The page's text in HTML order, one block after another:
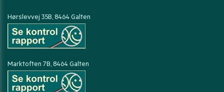
Hørslevvej 35B, 8464 Galten
Marktoften 7B, 8464 Galten